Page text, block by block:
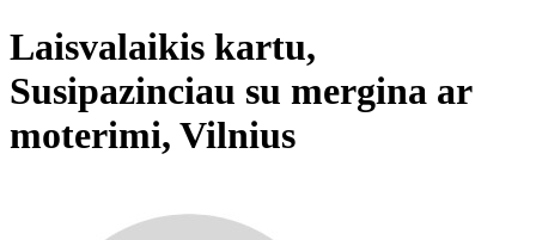
Laisvalaikis kartu,
Susipazinciau su mergina ar
moterimi, Vilnius